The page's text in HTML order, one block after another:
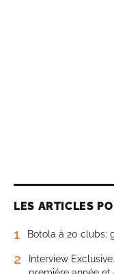
LES ARTICLES
1 Botola à 20 clubs:
2
Interview